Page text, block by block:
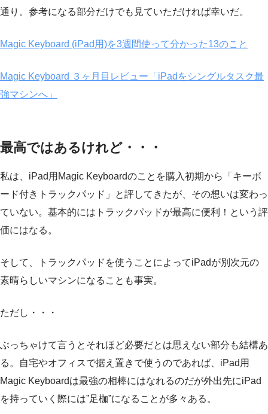
通り。参考になる部分だけでも見ていただければ幸いだ。
Magic Keyboard (iPad用)を3週間使って分かった13のこと
Magic Keyboard ３ヶ月目レビュー「iPadをシングルタスク最
強マシンへ」
最高ではあるけれど・・・
私は、iPad用Magic Keyboardのことを購入初期から「キーボ
ード付きトラックパッド」と評してきたが、その想いは変わっ
ていない。基本的にはトラックパッドが最高に便利！という評
価にはなる。
そして、トラックパッドを使うことによってiPadが別次元の
素晴らしいマシンになることも事実。
ただし・・・
ぶっちゃけて言うとそれほど必要だとは思えない部分も結構あ
る。自宅やオフィスで据え置きで使うのであれば、iPad用
Magic Keyboardは最強の相棒にはなれるのだが外出先にiPad
を持っていく際には”足枷”になることが多々ある。